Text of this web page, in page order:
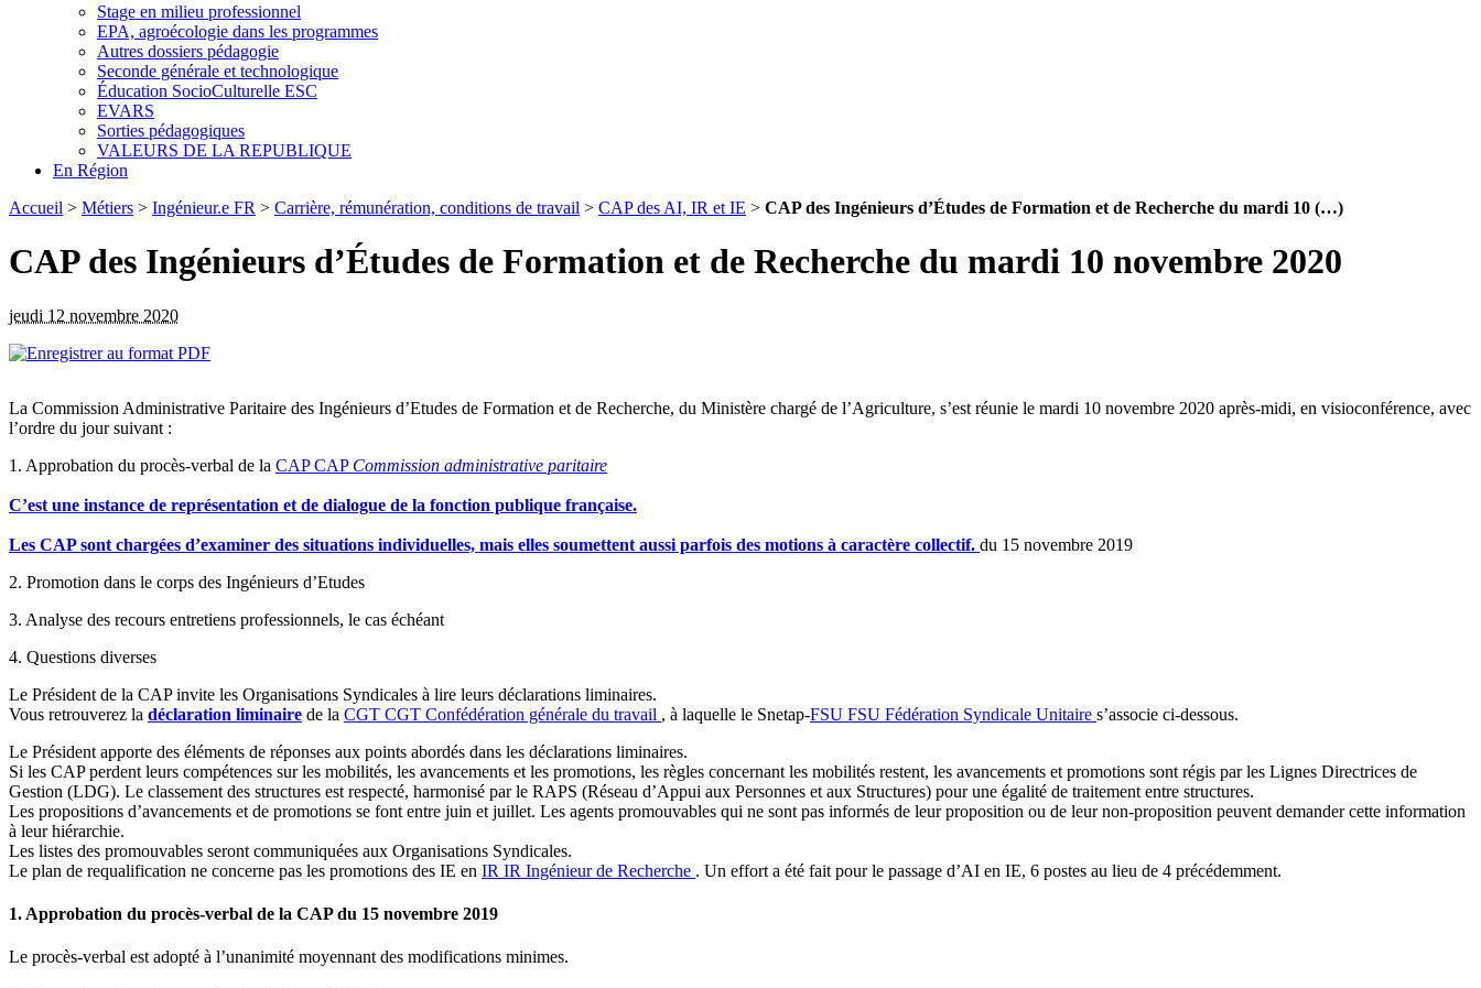
Stage en milieu professionnel
EPA, agroécologie dans les programmes
Autres dossiers pédagogie
Seconde générale et technologique
Éducation SocioCulturelle ESC
EVARS
Sorties pédagogiques
VALEURS DE LA REPUBLIQUE
En Région
Accueil > Métiers > Ingénieur.e FR > Carrière, rémunération, conditions de travail > CAP des AI, IR et IE > CAP des Ingénieurs d’Études de Formation et de Recherche du mardi 10 (…)
CAP des Ingénieurs d’Études de Formation et de Recherche du mardi 10 novembre 2020
jeudi 12 novembre 2020
La Commission Administrative Paritaire des Ingénieurs d’Etudes de Formation et de Recherche, du Ministère chargé de l’Agriculture, s’est réunie le mardi 10 novembre 2020 après-midi, en visioconférence, avec
l’ordre du jour suivant :
1. Approbation du procès-verbal de la CAP CAP Commission administrative paritaire
C’est une instance de représentation et de dialogue de la fonction publique française.
Les CAP sont chargées d’examiner des situations individuelles, mais elles soumettent aussi parfois des motions à caractère collectif. du 15 novembre 2019
2. Promotion dans le corps des Ingénieurs d’Etudes
3. Analyse des recours entretiens professionnels, le cas échéant
4. Questions diverses
Le Président de la CAP invite les Organisations Syndicales à lire leurs déclarations liminaires.
Vous retrouverez la déclaration liminaire de la CGT CGT Confédération générale du travail , à laquelle le Snetap-FSU FSU Fédération Syndicale Unitaire s’associe ci-dessous.
Le Président apporte des éléments de réponses aux points abordés dans les déclarations liminaires.
Si les CAP perdent leurs compétences sur les mobilités, les avancements et les promotions, les règles concernant les mobilités restent, les avancements et promotions sont régis par les Lignes Directrices de
Gestion (LDG). Le classement des structures est respecté, harmonisé par le RAPS (Réseau d’Appui aux Personnes et aux Structures) pour une égalité de traitement entre structures.
Les propositions d’avancements et de promotions se font entre juin et juillet. Les agents promouvables qui ne sont pas informés de leur proposition ou de leur non-proposition peuvent demander cette information
à leur hiérarchie.
Les listes des promouvables seront communiquées aux Organisations Syndicales.
Le plan de requalification ne concerne pas les promotions des IE en IR IR Ingénieur de Recherche . Un effort a été fait pour le passage d’AI en IE, 6 postes au lieu de 4 précédemment.
1. Approbation du procès-verbal de la CAP du 15 novembre 2019
Le procès-verbal est adopté à l’unanimité moyennant des modifications minimes.